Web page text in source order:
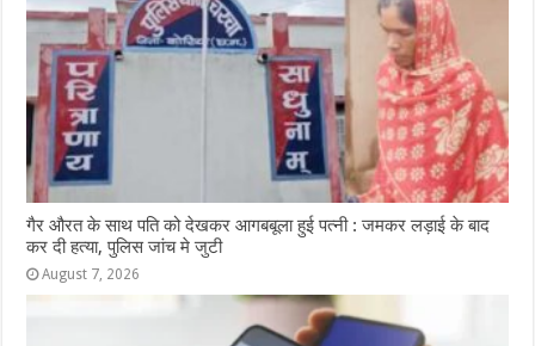
गैर औरत के साथ पति को देखकर आगबबूला हुई पत्नी : जमकर लड़ाई के बाद
कर दी हत्या, पुलिस जांच मे जुटी
August 7, 2026